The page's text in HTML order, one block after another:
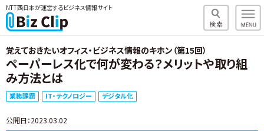
NTT西日本が運営するビジネス情報サイト
覚えておきたいオフィス・ビジネス情報のキホン（第15回）
ペーパーレス化で何が変わる？メリットや取り組
み方法とは
業務課題 IT・テクノロジー デジタル化
公開日：2023.03.02